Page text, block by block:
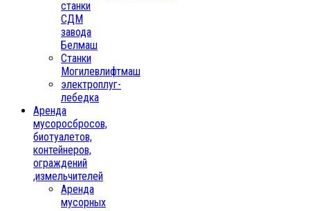
станки
СДМ
завода
Белмаш
Станки
Могилевлифтмаш
электроплуг-
лебедка
Аренда
мусоросбросов,
биотуалетов,
контейнеров,
ограждений
,измельчителей
Аренда
мусорных